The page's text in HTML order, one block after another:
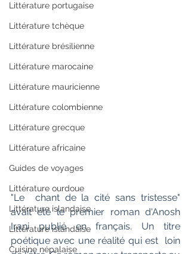
Littérature portugaise
Littérature tchèque
Littérature brésilienne
Littérature marocaine
Littérature mauricienne
Littérature colombienne
Littérature grecque
Littérature africaine
Guides de voyages
Littérature ourdoue
Littérature islandaise
Littérature islandaise
Cuisine népalaise
"Le  chant de la cité sans tristesse"
avait été le premier roman d'Anosh
Irani publié en français. Un titre
poétique avec une réalité qui est  loin